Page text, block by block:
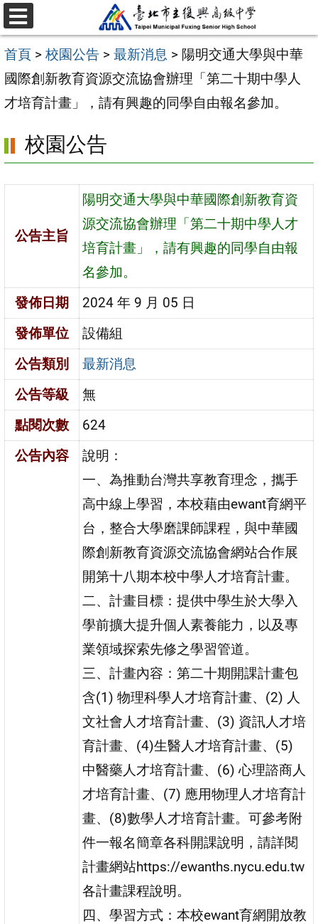
跳
至
主
要
內
區
選
單
首頁 > 校園公告 > 最新消息 > 陽明交通大學與中華
國際創新教育資源交流協會辦理「第二十期中學人
才培育計畫」，請有興趣的同學自由報名參加。
校園公告
公告主旨
陽明交通大學與中華國際創新教育資
源交流協會辦理「第二十期中學人才
培育計畫」，請有興趣的同學自由報
名參加。
發佈日期
2024 年 9 月 05 日
發佈單位
設備組
公告類別
最新消息
公告等級
無
點閱次數
624
公告內容
說明：
一、為推動台灣共享教育理念，攜手
高中線上學習，本校藉由ewant育網平
台，整合大學磨課師課程，與中華國
際創新教育資源交流協會網站合作展
開第十八期本校中學人才培育計畫。
二、計畫目標：提供中學生於大學入
學前擴大提升個人素養能力，以及專
業領域探索先修之學習管道。
三、計畫內容：第二十期開課計畫包
含(1) 物理科學人才培育計畫、(2) 人
文社會人才培育計畫、(3) 資訊人才培
育計畫、(4)生醫人才培育計畫、(5)
中醫藥人才培育計畫、(6) 心理諮商人
才培育計畫、(7) 應用物理人才培育計
畫、(8)數學人才培育計畫。可參考附
件一報名簡章各科開課說明，請詳閱
計畫網站https://ewanths.nycu.edu.tw
各計畫課程說明。
四、學習方式：本校ewant育網開放教